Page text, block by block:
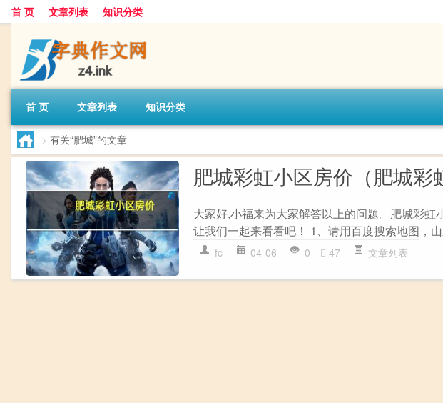
首 页 文章列表 知识分类
首 页 文章列表 知识分类
> 有关“肥城”的文章
肥城彩虹小区房价（肥城彩
大家好,小福来为大家解答以上的问题。肥城彩
让我们一起来看看吧！ 1、请用百度搜索地图，
fc 04-06 0 47 文章列表